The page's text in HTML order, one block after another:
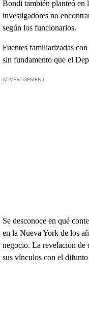
Bondi también planteó en
investigadores no
según los funcionarios.
Fuentes familiarizadas
sin fundamento que el
ADVERTISEMENT
Se desconoce en qué
en la Nueva York de los
negocio. La revelación de
sus vínculos con el